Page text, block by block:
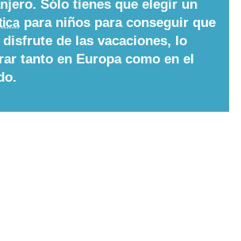
Sólo tienes que elegir un
para niños para conseguir que
de las vacaciones, lo
tanto en Europa como en el